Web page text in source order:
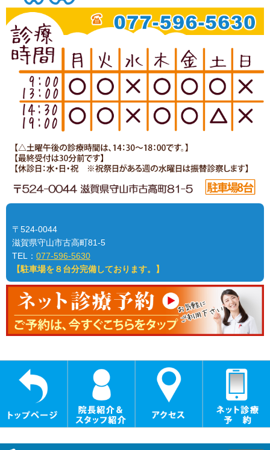
〒524-0044
滋賀県守山市古高町81-5
TEL： 077-596-5630
【駐車場を８台分完備しております。】